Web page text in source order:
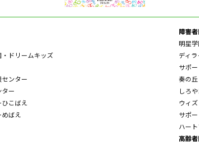
ドリームキッズ
ンター
ー
こばえ
ばえ
障害
明星
ディ
サポ
奏の丘
しろ
ウィズ
サポ
ハー
高齢